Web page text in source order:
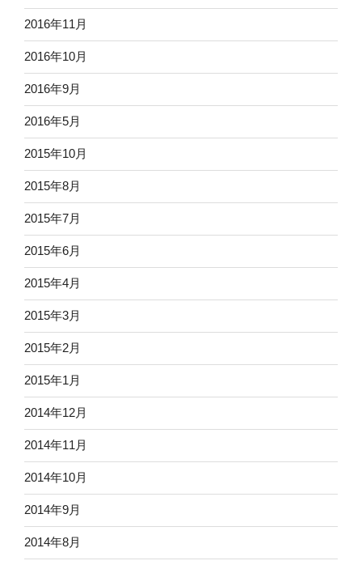
2016年11月
2016年10月
2016年9月
2016年5月
2015年10月
2015年8月
2015年7月
2015年6月
2015年4月
2015年3月
2015年2月
2015年1月
2014年12月
2014年11月
2014年10月
2014年9月
2014年8月